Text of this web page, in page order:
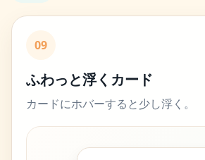
09
ふわっと浮くカード
カードにホバーすると少し浮く。